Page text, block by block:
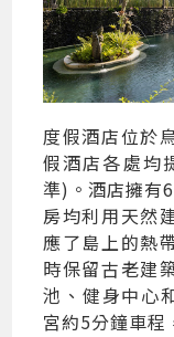
度假酒店位於
假酒店各處均
準)。酒店擁有
房均利用天然
應了島上的熱
時保留古老建
池、健身中心
宮約5分鐘車程